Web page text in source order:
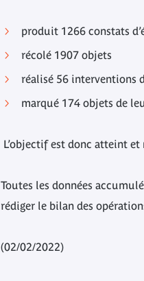
produit 1266 constats
récolé 1907 objets
réalisé 56 interventions
marqué 174 objets de
L’objectif est donc atteint et
Toutes les données
rédiger le bilan des
(02/02/2022)